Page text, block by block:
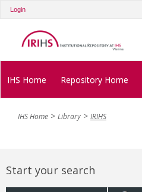
Login
IHS Home Repository Home
IHS Home Library IRIHS
Start your search